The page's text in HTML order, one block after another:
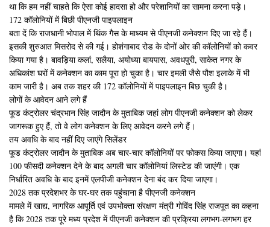
था कि हम नहीं चाहते कि ऐसा कोई हादसा हो और परेशानियों का सामना करना पड़े।
172 कॉलोनियों में बिछी पीएनजी पाइपलाइन
बता दें कि राजधानी भोपाल में थिंक गैस के माध्यम से पीएनजी कनेक्शन दिए जा रहे हैं।
इसकी शुरुआत मिसरोद से की गई। होशंगाबाद रोड के दोनों ओर की कॉलोनियों को कवर
किया गया है। बावड़िया कलां, सलैया, अयोध्या बायपास, अवधपुरी, साकेत नगर के
अधिकांश घरों में कनेक्शन का काम पूरा हो चुका है। चार इमली जैसे पौश इलाके में भी
काम जारी है। अब तक शहर की 172 कॉलोनियों में पाइपलाइन बिछ चुकी है।
लोगों के आवेदन आने लगे हैं
फूड कंट्रोलर चंद्रभान सिंह जादौन के मुताबिक जहां लोग पीएनजी कनेक्शन को लेकर
जागरूक हुए हैं, तो वे लोग कनेक्शन के लिए आवेदन करने लगे हैं।
तय अवधि के बाद नहीं दिए जाएंगे सिलेंडर
फूड कंट्रोलर जादौन के मुताबिक अब चार-चार कॉलोनियों पर फोकस किया जाएगा। यहां
100 फीसदी कनेक्शन देने के बाद अगली चार कॉलोनियां लिस्टेड की जाएंगी। एक
निर्धारित अवधि के बाद इनमें एलपीजी कनेक्शन देना बंद कर दिया जाएगा।
2028 तक प्रदेशभर के घर-घर तक पहुंचाना है पीएनजी कनेक्शन
मामले में खाद्य, नागरिक आपूर्ति एवं उपभोक्ता संरक्षण मंत्री गोविंद सिंह राजपूत का कहना
है कि 2028 तक पूरे मध्य प्रदेश में पीएनजी कनेक्शन की प्रक्रिया लगभग-लगभग हर